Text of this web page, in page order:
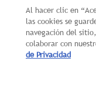
Al hacer clic en
las cookies se
navegación del
colaborar con
de Privacidad